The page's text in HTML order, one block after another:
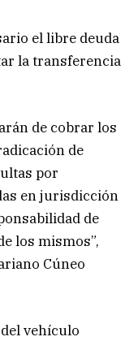
el libre deuda
la transferencia
de cobrar los
de
por
en jurisdicción
de
los mismos”,
Cúneo
vehículo